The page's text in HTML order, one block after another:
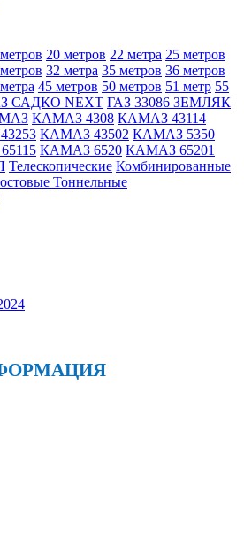
20 метров 22 метра 25 метров
32 метра 35 метров 36 метров
45 метров 50 метров 51 метр 55
САДКО NEXT ГАЗ 33086 ЗЕМЛЯК
КАМАЗ 4308 КАМАЗ 43114
КАМАЗ 43502 КАМАЗ 5350
КАМАЗ 6520 КАМАЗ 65201
Телескопические Комбинированные
Тоннельные